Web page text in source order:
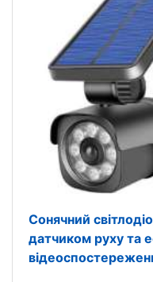
Сонячний
датчиком руху та